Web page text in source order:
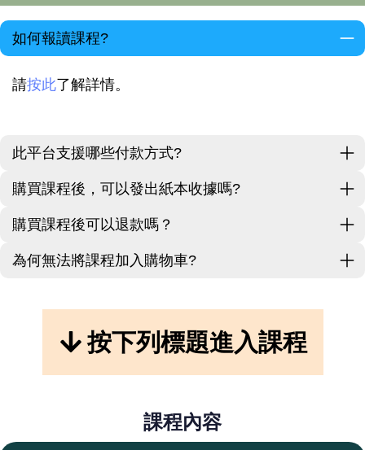
如何報讀課程?
請按此了解詳情。
此平台支援哪些付款方式?
購買課程後，可以發出紙本收據嗎?
購買課程後可以退款嗎？
為何無法將課程加入購物車?
按下列標題進入課程
課程內容